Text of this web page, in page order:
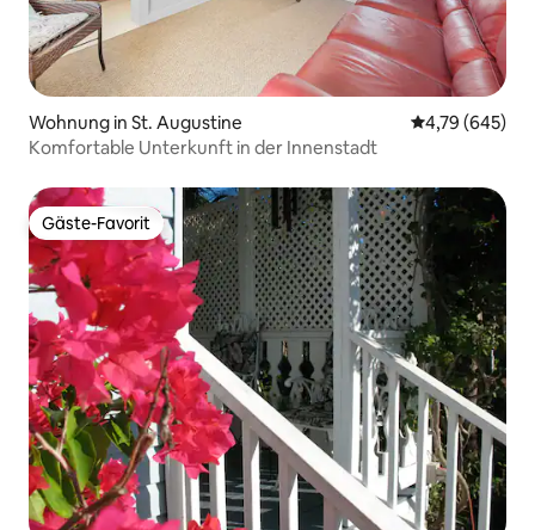
Wohnung in St. Augustine
4,79 (645)
Komfortable Unterkunft in der Innenstadt
Gäste-Favorit
Gäste-Favorit